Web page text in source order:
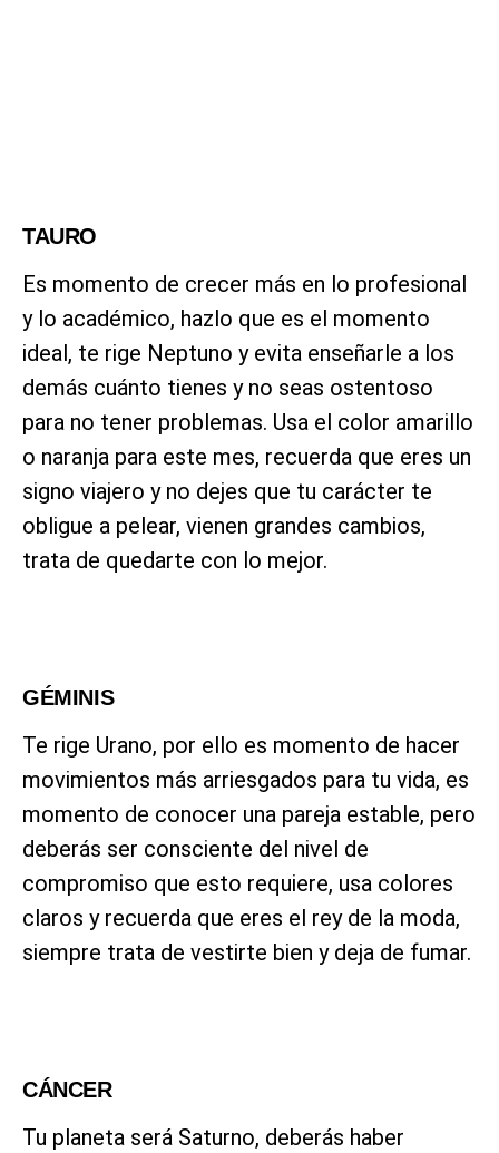
TAURO
Es momento de crecer más en lo profesional
y lo académico, hazlo que es el momento
ideal, te rige Neptuno y evita enseñarle a los
demás cuánto tienes y no seas ostentoso
para no tener problemas. Usa el color amarillo
o naranja para este mes, recuerda que eres un
signo viajero y no dejes que tu carácter te
obligue a pelear, vienen grandes cambios,
trata de quedarte con lo mejor.
GÉMINIS
Te rige Urano, por ello es momento de hacer
movimientos más arriesgados para tu vida, es
momento de conocer una pareja estable, pero
deberás ser consciente del nivel de
compromiso que esto requiere, usa colores
claros y recuerda que eres el rey de la moda,
siempre trata de vestirte bien y deja de fumar.
CÁNCER
Tu planeta será Saturno, deberás haber